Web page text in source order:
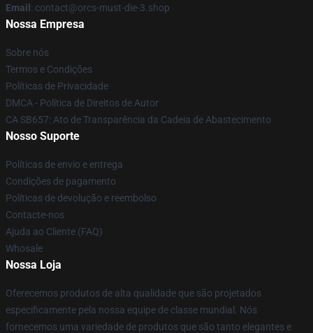
Email : contact@orcs-must-die-3.shop
Nossa Empresa
Sobre nós
Termos e Condições
Políticas de Privacidade
DMCA - Política de Direitos de Autor
CA SB657: Ato de Transparência da Cadeia de Abastecimento
Nosso Suporte
Políticas de envio e entrega
Condições de pagamento
Políticas de devolução e reembolso
Contacte-nos
Ajuda ao Cliente (FAQ)
Whosale
Nossa Loja
Oferecemos produtos de alta qualidade que são projetados
especificamente pela nossa equipe de classe mundial. Nós
fornecemos uma variedade de produtos que são tanto elegantes e